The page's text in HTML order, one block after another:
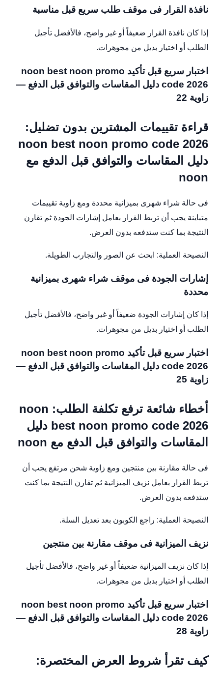
نافذة القرار فى موقف طلب سريع قبل مناسبة
إذا كان نافذة القرار ضعيفاً أو غير واضح، فالأفضل تأجيل
الطلب أو اختيار بديل من مجوهرات.
اختبار سريع قبل تأكيد noon best noon promo
code 2026 دليل المقاسات والتوافق قبل الدفع —
زاوية 22
قراءة تقييمات المشترين بدون تضليل:
noon best noon promo code 2026
دليل المقاسات والتوافق قبل الدفع مع
noon
فى حالة شراء شهرى بميزانية محددة ومع زاوية تقييمات
متباينة يجب أن تربط القرار بعامل إشارات الجودة ثم تقارن
النتيجة بما كنت ستدفعه بدون العرض.
النصيحة العملية: ابحث عن الصور والتجارب الطويلة.
إشارات الجودة فى موقف شراء شهرى بميزانية
محددة
إذا كان إشارات الجودة ضعيفاً أو غير واضح، فالأفضل تأجيل
الطلب أو اختيار بديل من مجوهرات.
اختبار سريع قبل تأكيد noon best noon promo
code 2026 دليل المقاسات والتوافق قبل الدفع —
زاوية 25
أخطاء شائعة ترفع تكلفة الطلب: noon
best noon promo code 2026 دليل
المقاسات والتوافق قبل الدفع مع noon
فى حالة مقارنة بين منتجين ومع زاوية شحن مرتفع يجب أن
تربط القرار بعامل نزيف الميزانية ثم تقارن النتيجة بما كنت
ستدفعه بدون العرض.
النصيحة العملية: راجع الكوبون بعد تعديل السلة.
نزيف الميزانية فى موقف مقارنة بين منتجين
إذا كان نزيف الميزانية ضعيفاً أو غير واضح، فالأفضل تأجيل
الطلب أو اختيار بديل من مجوهرات.
اختبار سريع قبل تأكيد noon best noon promo
code 2026 دليل المقاسات والتوافق قبل الدفع —
زاوية 28
كيف تقرأ شروط العرض المختصرة: